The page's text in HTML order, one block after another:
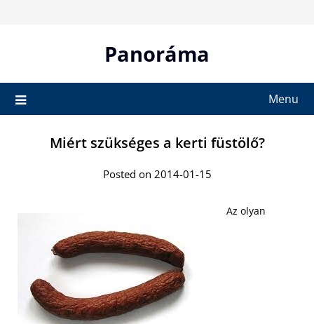
Panoráma
Menu
Miért szükséges a kerti füstölő?
Posted on 2014-01-15
Az olyan